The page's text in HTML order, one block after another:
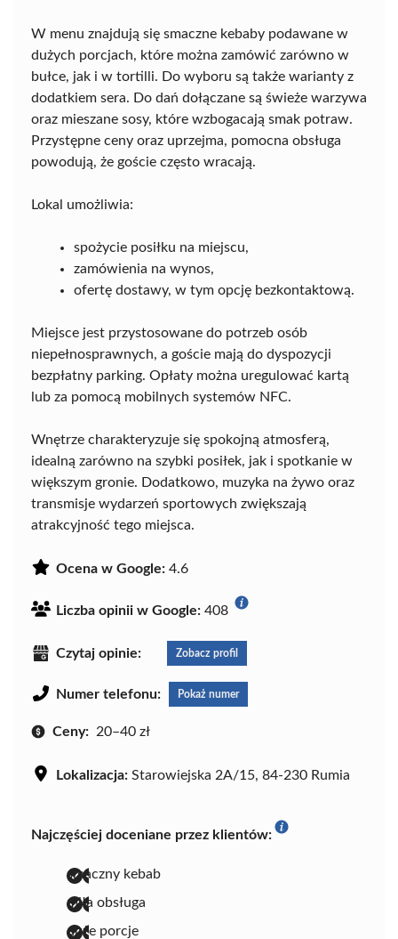
W menu znajdują się smaczne kebaby podawane w
dużych porcjach, które można zamówić zarówno w
bułce, jak i w tortilli. Do wyboru są także warianty z
dodatkiem sera. Do dań dołączane są świeże warzywa
oraz mieszane sosy, które wzbogacają smak potraw.
Przystępne ceny oraz uprzejma, pomocna obsługa
powodują, że goście często wracają.
Lokal umożliwia:
spożycie posiłku na miejscu,
zamówienia na wynos,
ofertę dostawy, w tym opcję bezkontaktową.
Miejsce jest przystosowane do potrzeb osób
niepełnosprawnych, a goście mają do dyspozycji
bezpłatny parking. Opłaty można uregulować kartą
lub za pomocą mobilnych systemów NFC.
Wnętrze charakteryzuje się spokojną atmosferą,
idealną zarówno na szybki posiłek, jak i spotkanie w
większym gronie. Dodatkowo, muzyka na żywo oraz
transmisje wydarzeń sportowych zwiększają
atrakcyjność tego miejsca.
Ocena w Google: 4.6
Liczba opinii w Google: 408
Czytaj opinie: Zobacz profil
Numer telefonu: Pokaż numer
Ceny: 20–40 zł
Lokalizacja: Starowiejska 2A/15, 84-230 Rumia
Najczęściej doceniane przez klientów:
smaczny kebab
miła obsługa
duże porcje